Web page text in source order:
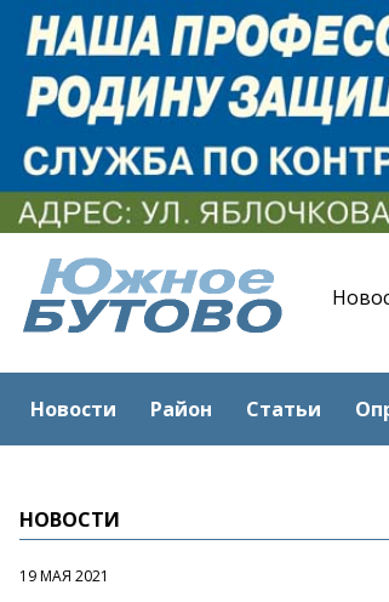
Новости Район Статьи
НОВОСТИ
19 МАЯ 2021